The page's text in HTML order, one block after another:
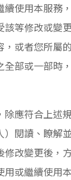
續使用本服務
該等修改或變
，或者您所屬
全部或一部時
除應符合上述
）閱讀、瞭解
修改變更後，
用或繼續使用